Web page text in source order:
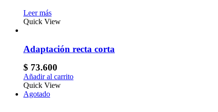
Leer más
Quick View
Adaptación recta corta
$ 73.600
Añadir al carrito
Quick View
Agotado